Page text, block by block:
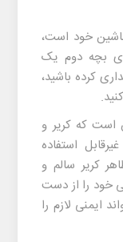
خود است،
بچه دوم یک
کرده باشید،
است که کریر و
استفاده
کریر سالم و
خود را از دست
ایمنی لازم را